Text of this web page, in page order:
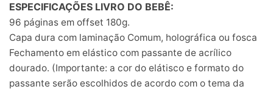
ESPECIFICAÇÕES LIVRO DO BEBÊ:
96 páginas em offset 180g.
Capa dura com laminação Comum, holográfica ou fosca
Fechamento em elástico com passante de acrílico
dourado. (Importante: a cor do elátisco e formato do
passante serão escolhidos de acordo com o tema da